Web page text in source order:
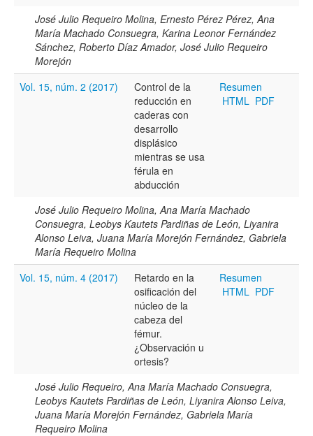
José Julio Requeiro Molina, Ernesto Pérez Pérez, Ana
María Machado Consuegra, Karina Leonor Fernández
Sánchez, Roberto Díaz Amador, José Julio Requeiro
Morejón
Vol. 15, núm. 2 (2017)
Control de la
reducción en
caderas con
desarrollo
displásico
mientras se usa
férula en
abducción
Resumen
HTML PDF
José Julio Requeiro Molina, Ana María Machado
Consuegra, Leobys Kautets Pardiñas de León, Liyanira
Alonso Leiva, Juana María Morejón Fernández, Gabriela
María Requeiro Molina
Vol. 15, núm. 4 (2017)
Retardo en la
osificación del
núcleo de la
cabeza del
fémur.
¿Observación u
ortesis?
Resumen
HTML PDF
José Julio Requeiro, Ana María Machado Consuegra,
Leobys Kautets Pardiñas de León, Liyanira Alonso Leiva,
Juana María Morejón Fernández, Gabriela María
Requeiro Molina